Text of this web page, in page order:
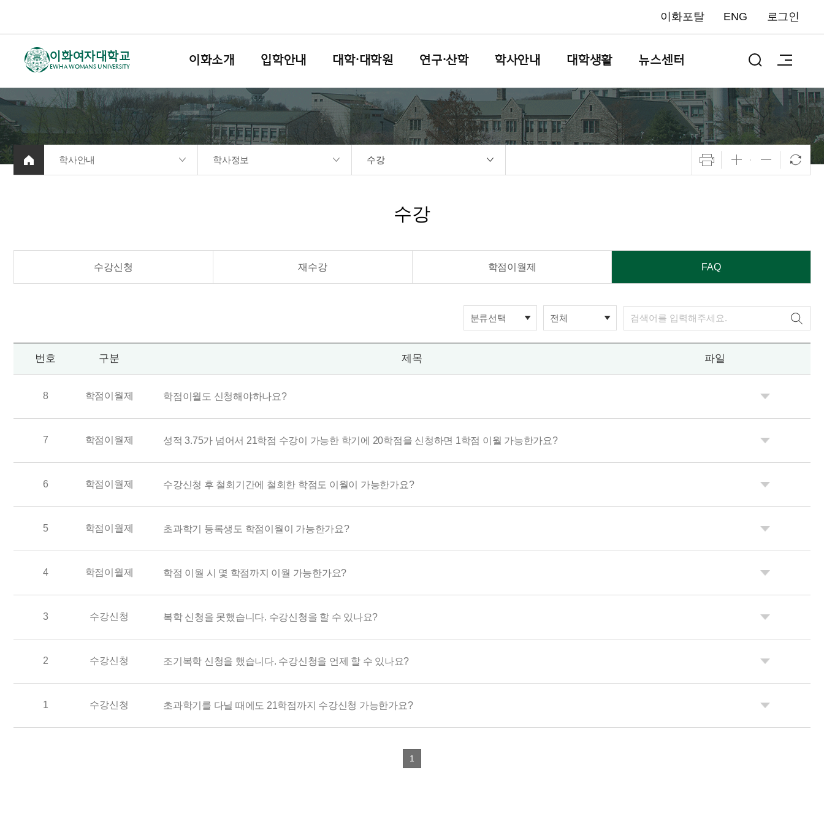
이화포탈 ENG 로그인
이화여자대학교
EWHA WOMANS UNIVERSITY
이화소개 입학안내 대학·대학원 연구·산학 학사안내 대학생활 뉴스센터
학사안내 학사정보 수강
수강
수강신청 재수강 학점이월제 FAQ
분류선택 전체
번호 구분 제목 파일
8 학점이월제 학점이월도 신청해야하나요?
7 학점이월제 성적 3.75가 넘어서 21학점 수강이 가능한 학기에 20학점을 신청하면 1학점 이월 가능한가요?
6 학점이월제 수강신청 후 철회기간에 철회한 학점도 이월이 가능한가요?
5 학점이월제 초과학기 등록생도 학점이월이 가능한가요?
4 학점이월제 학점 이월 시 몇 학점까지 이월 가능한가요?
3 수강신청 복학 신청을 못했습니다. 수강신청을 할 수 있나요?
2 수강신청 조기복학 신청을 했습니다. 수강신청을 언제 할 수 있나요?
1 수강신청 초과학기를 다닐 때에도 21학점까지 수강신청 가능한가요?
1